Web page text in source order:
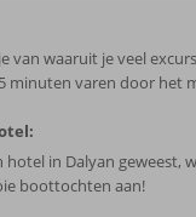
van waaruit je veel
minuten varen door het
hotel in Dalyan geweest,
boottochten aan!